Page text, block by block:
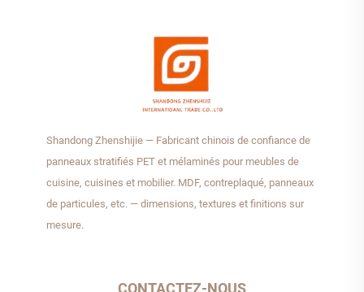
Shandong Zhenshijie — Fabricant chinois de confiance de
panneaux stratifiés PET et mélaminés pour meubles de
cuisine, cuisines et mobilier. MDF, contreplaqué, panneaux
de particules, etc. — dimensions, textures et finitions sur
mesure.
CONTACTEZ-NOUS